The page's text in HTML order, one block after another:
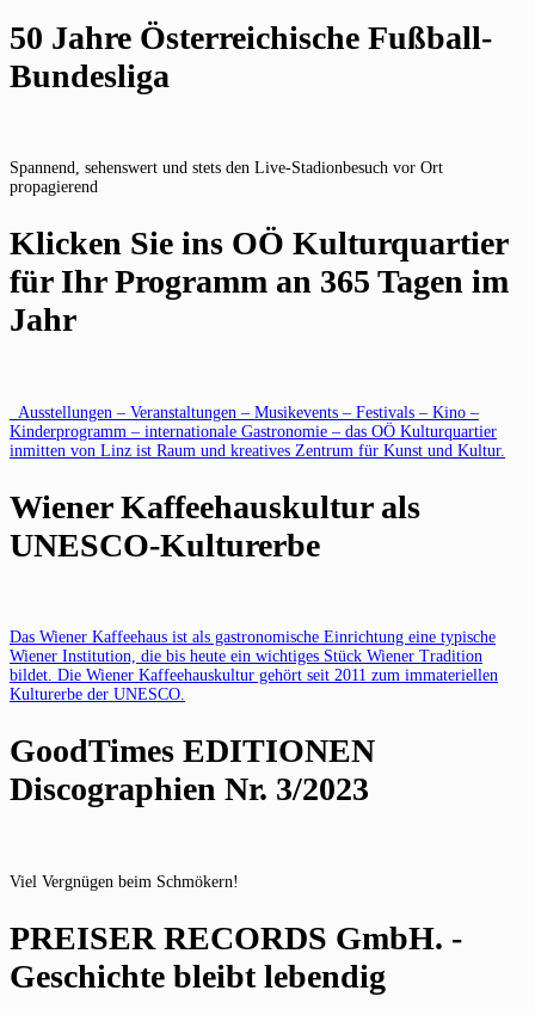
50 Jahre Österreichische Fußball-
Bundesliga
Spannend, sehenswert und stets den Live-Stadionbesuch vor Ort
propagierend
Klicken Sie ins OÖ Kulturquartier
für Ihr Programm an 365 Tagen im
Jahr
Ausstellungen – Veranstaltungen – Musikevents – Festivals – Kino –
Kinderprogramm – internationale Gastronomie – das OÖ Kulturquartier
inmitten von Linz ist Raum und kreatives Zentrum für Kunst und Kultur.
Wiener Kaffeehauskultur als
UNESCO-Kulturerbe
Das Wiener Kaffeehaus ist als gastronomische Einrichtung eine typische
Wiener Institution, die bis heute ein wichtiges Stück Wiener Tradition
bildet. Die Wiener Kaffeehauskultur gehört seit 2011 zum immateriellen
Kulturerbe der UNESCO.
GoodTimes EDITIONEN
Discographien Nr. 3/2023
Viel Vergnügen beim Schmökern!
PREISER RECORDS GmbH. -
Geschichte bleibt lebendig